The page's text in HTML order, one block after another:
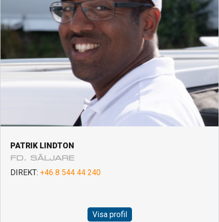
PATRIK LINDTON
FD. SÄLJARE
DIREKT: +46 8 544 44 240
Visa profil